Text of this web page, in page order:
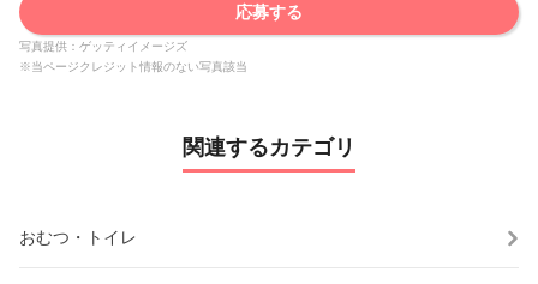
応募する
写真提供：ゲッティイメージズ
※当ページクレジット情報のない写真該当
関連するカテゴリ
おむつ・トイレ